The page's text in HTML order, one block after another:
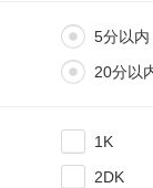
5分以内
20分以
1K
2DK